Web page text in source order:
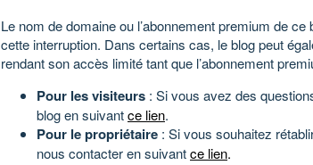
Le nom de domaine ou l’abonnement premium de
cette interruption. Dans certains cas, le blog peut
rendant son accès limité tant que l’abonnement
Pour les visiteurs : Si vous avez des
blog en suivantce lien.
Pour le propriétaire : Si vous souhaitez
nous contacter en suivantce lien.